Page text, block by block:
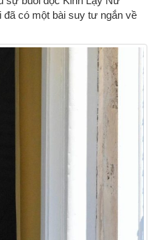
có một bài suy tư ngắn về